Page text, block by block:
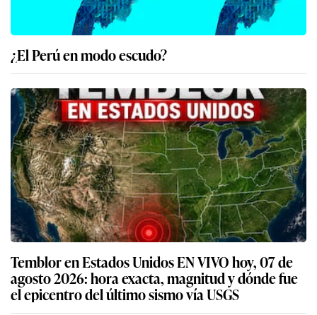
¿El Perú en modo escudo?
Temblor en Estados Unidos EN VIVO hoy, 07 de
agosto 2026: hora exacta, magnitud y dónde fue
el epicentro del último sismo vía USGS